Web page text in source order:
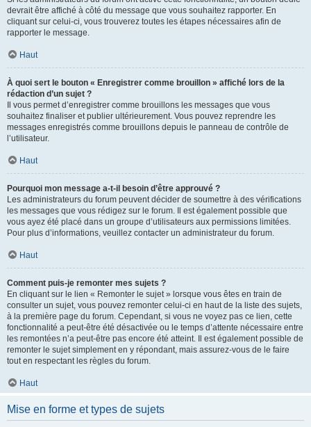
devrait être affiché à côté du message que vous souhaitez rapporter. En
cliquant sur celui-ci, vous trouverez toutes les étapes nécessaires afin de
rapporter le message.
Haut
À quoi sert le bouton « Enregistrer comme brouillon » affiché lors de la
rédaction d’un sujet ?
Il vous permet d’enregistrer comme brouillons les messages que vous
souhaitez finaliser et publier ultérieurement. Vous pouvez reprendre les
messages enregistrés comme brouillons depuis le panneau de contrôle de
l’utilisateur.
Haut
Pourquoi mon message a-t-il besoin d’être approuvé ?
Les administrateurs du forum peuvent décider de soumettre à des vérifications
les messages que vous rédigez sur le forum. Il est également possible que
vous ayez été placé dans un groupe d’utilisateurs aux permissions limitées.
Pour plus d’informations, veuillez contacter un administrateur du forum.
Haut
Comment puis-je remonter mes sujets ?
En cliquant sur le lien « Remonter le sujet » lorsque vous êtes en train de
consulter un sujet, vous pouvez remonter celui-ci en haut de la liste des sujets,
à la première page du forum. Cependant, si vous ne voyez pas ce lien, cette
fonctionnalité a peut-être été désactivée ou le temps d’attente nécessaire entre
les remontées n’a peut-être pas encore été atteint. Il est également possible de
remonter le sujet simplement en y répondant, mais assurez-vous de le faire
tout en respectant les règles du forum.
Haut
Mise en forme et types de sujets